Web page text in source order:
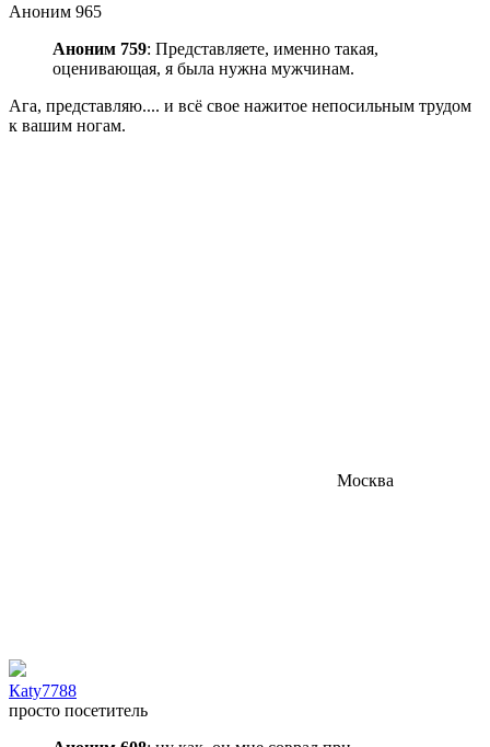
Аноним 965
Аноним 759: Представляете, именно такая,
оценивающая, я была нужна мужчинам.
Ага, представляю.... и всё свое нажитое непосильным трудом
к вашим ногам.
Москва
Каty7788
просто посетитель